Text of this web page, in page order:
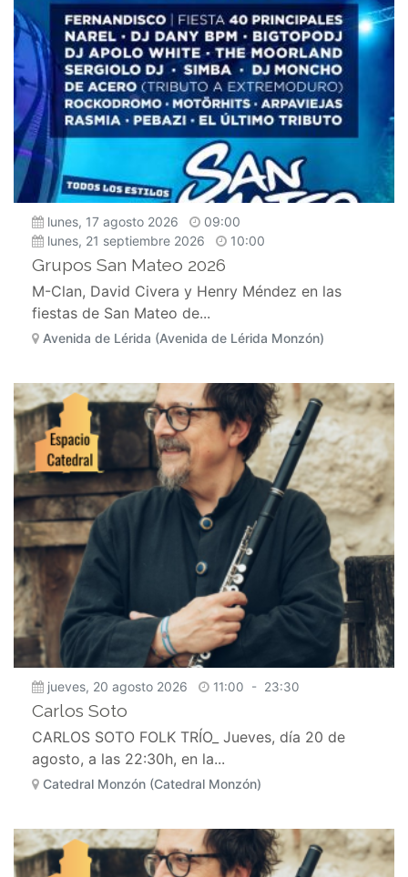
lunes, 17 agosto 2026
09:00
lunes, 21 septiembre 2026
10:00
Grupos San Mateo 2026
M-Clan, David Civera y Henry Méndez en las
fiestas de San Mateo de...
Avenida de Lérida (Avenida de Lérida Monzón)
jueves, 20 agosto 2026 11:00 - 23:30
Carlos Soto
CARLOS SOTO FOLK TRÍO_ Jueves, día 20 de
agosto, a las 22:30h, en la...
Catedral Monzón (Catedral Monzón)